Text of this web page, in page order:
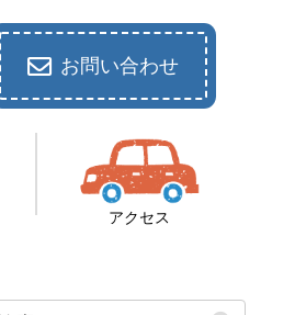
お問い合わせ
アクセス